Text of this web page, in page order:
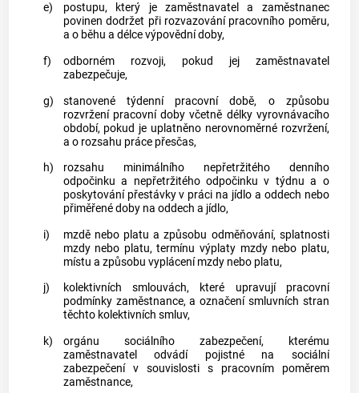
e)
postupu, který je zaměstnavatela zaměstnanec
povinen dodržet při rozvazování pracovního poměru,
a o běhu a délce výpovědní doby,
f)
odborném rozvoji, pokud jej zaměstnavatel
zabezpečuje,
g)
stanovené týdenní pracovní době, o způsobu
rozvržení pracovní doby včetně délky vyrovnávacího
období, pokud je uplatněno nerovnoměrné rozvržení,
a o rozsahu práce přesčas,
h)
rozsahu minimálního nepřetržitého denního
odpočinku a nepřetržitého odpočinku v týdnu a o
poskytování přestávky v práci na jídlo a oddech nebo
přiměřené doby na oddech a jídlo,
i)
mzdě nebo platu a způsobu odměňování, splatnosti
mzdy nebo platu, termínu výplaty mzdy nebo platu,
místu a způsobu vyplácení mzdy nebo platu,
j)
kolektivních smlouvách, které upravují pracovní
podmínky zaměstnance, a označení smluvních stran
těchto kolektivních smluv,
k)
orgánu sociálního zabezpečení, kterému
zaměstnavatel
odvádí pojistné na sociální
zabezpečení v souvislosti s pracovním poměrem
zaměstnance,